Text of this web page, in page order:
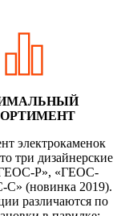
электрокаменок
три дизайнерские
Р», «ГЕОС-
(новинка 2019).
различаются по